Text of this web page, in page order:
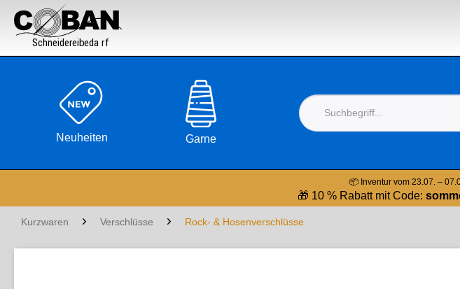

Neuheiten Garne
📦 Inventur vom 23.07. –
🎁 10 % Rabatt mit Code:
Kurzwaren Verschlüsse Rock- & Hosenverschlüsse